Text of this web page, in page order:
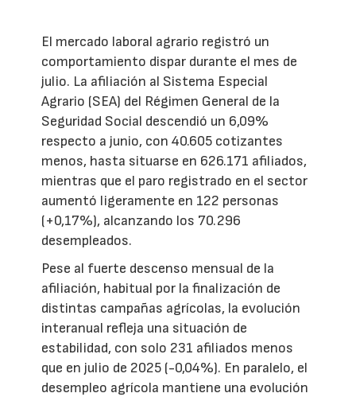
El mercado laboral agrario registró un
comportamiento dispar durante el mes de
julio. La afiliación al Sistema Especial
Agrario (SEA) del Régimen General de la
Seguridad Social descendió un 6,09%
respecto a junio, con 40.605 cotizantes
menos, hasta situarse en 626.171 afiliados,
mientras que el paro registrado en el sector
aumentó ligeramente en 122 personas
(+0,17%), alcanzando los 70.296
desempleados.
Pese al fuerte descenso mensual de la
afiliación, habitual por la finalización de
distintas campañas agrícolas, la evolución
interanual refleja una situación de
estabilidad, con solo 231 afiliados menos
que en julio de 2025 (-0,04%). En paralelo, el
desempleo agrícola mantiene una evolución